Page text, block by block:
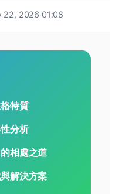
22, 2026 01:08
特質
分析
相處之道
解決方案